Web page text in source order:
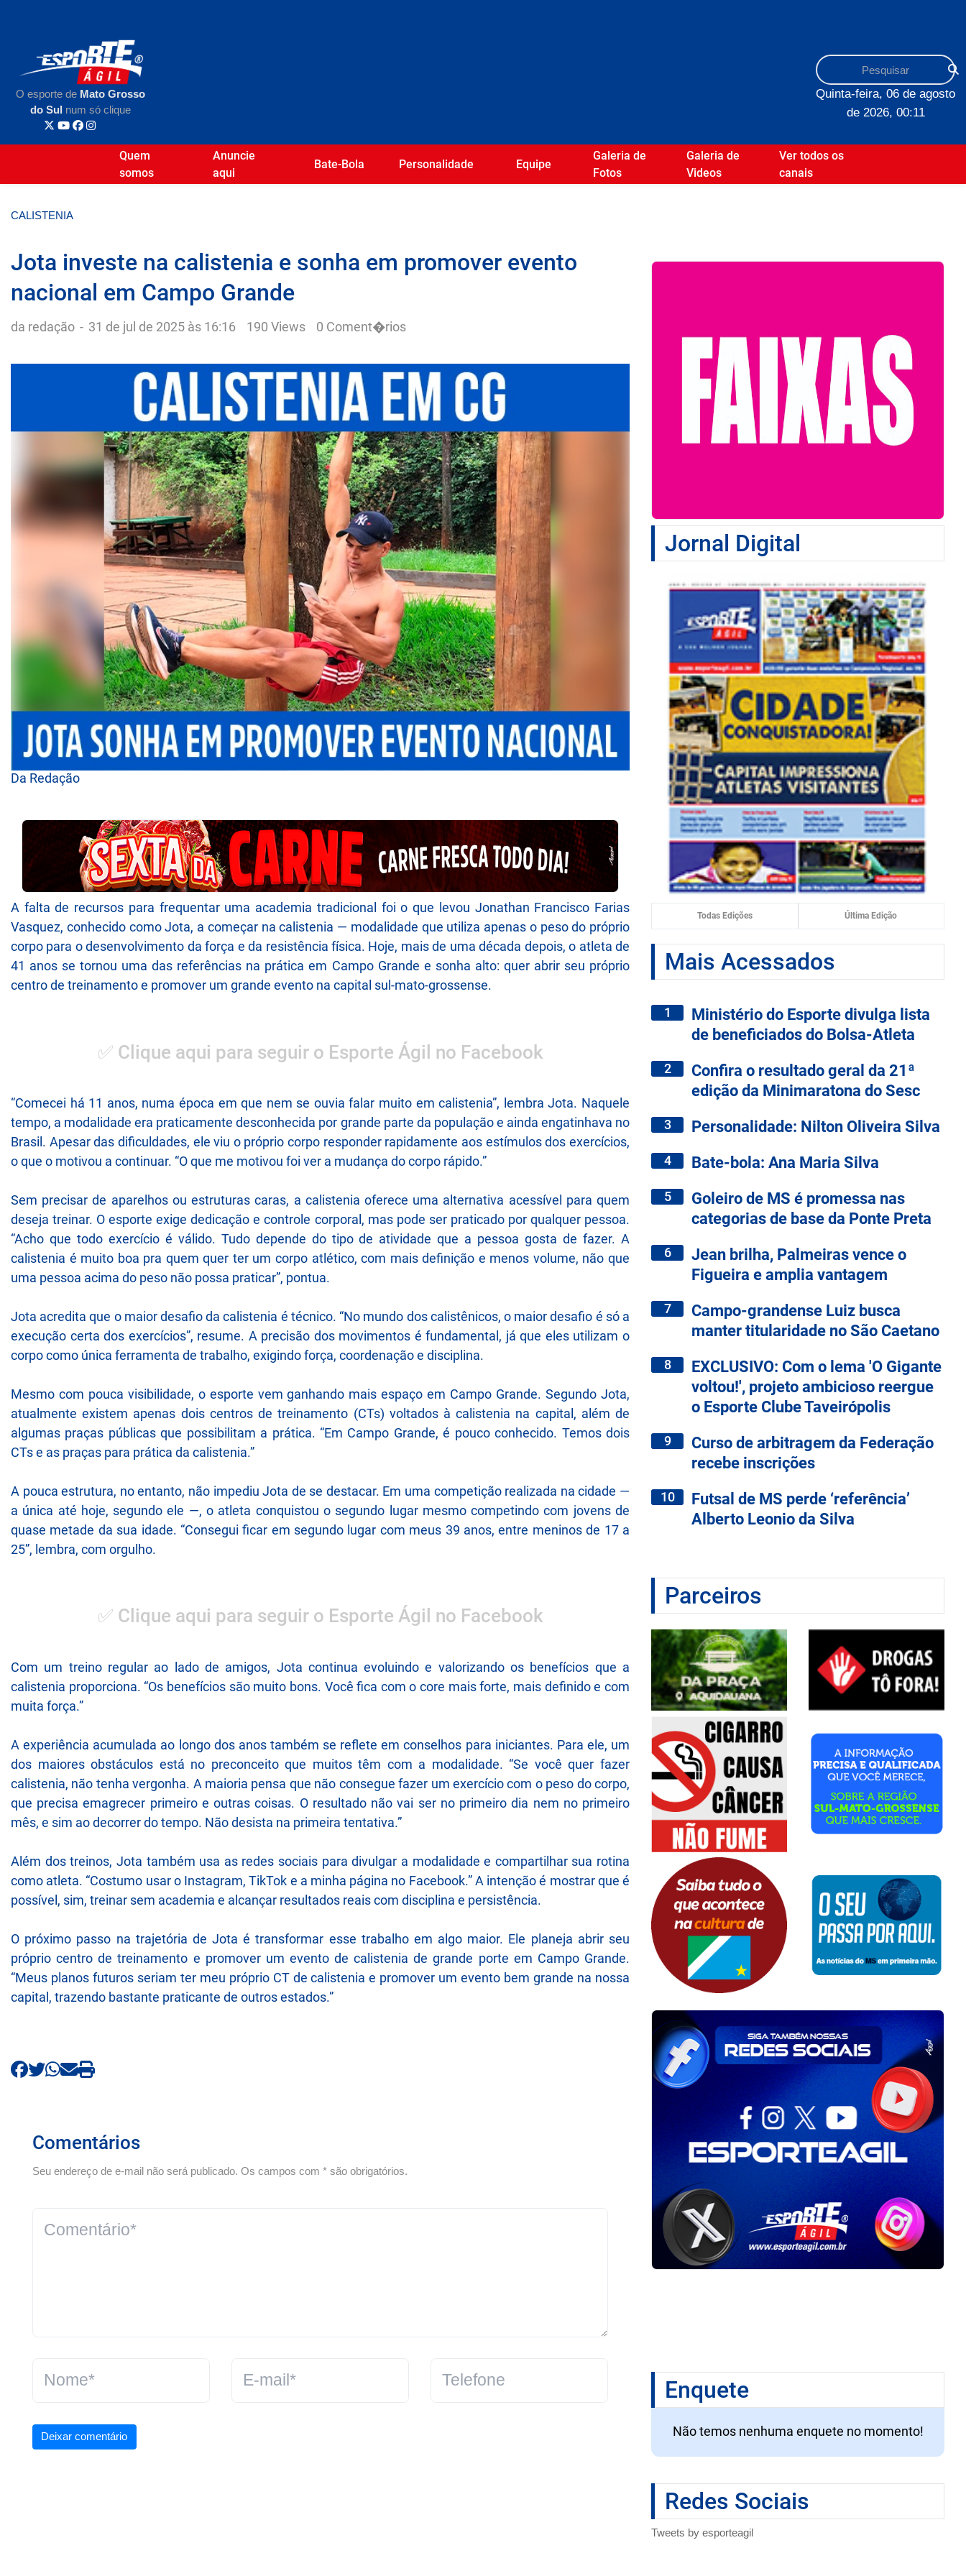
O esporte de Mato Grosso
do Sul num só clique
Quinta-feira, 06 de agosto
de 2026, 00:11
Quem
somos
Anuncie
aqui
Bate-Bola Personalidade Equipe
Galeria de
Fotos
Galeria de
Videos
Ver todos os
canais
CALISTENIA
Jota investe na calistenia e sonha em promover evento
nacional em Campo Grande
da redação - 31 de jul de 2025 às 16:16 190 Views 0 Coment�rios
Da Redação
A falta de recursos para frequentar uma academia tradicional foi o que levou Jonathan Francisco Farias
Vasquez, conhecido como Jota, a começar na calistenia — modalidade que utiliza apenas o peso do próprio
corpo para o desenvolvimento da força e da resistência física. Hoje, mais de uma década depois, o atleta de
41 anos se tornou uma das referências na prática em Campo Grande e sonha alto: quer abrir seu próprio
centro de treinamento e promover um grande evento na capital sul-mato-grossense.
✅ Clique aqui para seguir o Esporte Ágil no Facebook
“Comecei há 11 anos, numa época em que nem se ouvia falar muito em calistenia”, lembra Jota. Naquele
tempo, a modalidade era praticamente desconhecida por grande parte da população e ainda engatinhava no
Brasil. Apesar das dificuldades, ele viu o próprio corpo responder rapidamente aos estímulos dos exercícios,
o que o motivou a continuar. “O que me motivou foi ver a mudança do corpo rápido.”
Sem precisar de aparelhos ou estruturas caras, a calistenia oferece uma alternativa acessível para quem
deseja treinar. O esporte exige dedicação e controle corporal, mas pode ser praticado por qualquer pessoa.
“Acho que todo exercício é válido. Tudo depende do tipo de atividade que a pessoa gosta de fazer. A
calistenia é muito boa pra quem quer ter um corpo atlético, com mais definição e menos volume, não que
uma pessoa acima do peso não possa praticar”, pontua.
Jota acredita que o maior desafio da calistenia é técnico. “No mundo dos calistênicos, o maior desafio é só a
execução certa dos exercícios”, resume. A precisão dos movimentos é fundamental, já que eles utilizam o
corpo como única ferramenta de trabalho, exigindo força, coordenação e disciplina.
Mesmo com pouca visibilidade, o esporte vem ganhando mais espaço em Campo Grande. Segundo Jota,
atualmente existem apenas dois centros de treinamento (CTs) voltados à calistenia na capital, além de
algumas praças públicas que possibilitam a prática. “Em Campo Grande, é pouco conhecido. Temos dois
CTs e as praças para prática da calistenia.”
A pouca estrutura, no entanto, não impediu Jota de se destacar. Em uma competição realizada na cidade —
a única até hoje, segundo ele —, o atleta conquistou o segundo lugar mesmo competindo com jovens de
quase metade da sua idade. “Consegui ficar em segundo lugar com meus 39 anos, entre meninos de 17 a
25”, lembra, com orgulho.
✅ Clique aqui para seguir o Esporte Ágil no Facebook
Com um treino regular ao lado de amigos, Jota continua evoluindo e valorizando os benefícios que a
calistenia proporciona. “Os benefícios são muito bons. Você fica com o core mais forte, mais definido e com
muita força.”
A experiência acumulada ao longo dos anos também se reflete em conselhos para iniciantes. Para ele, um
dos maiores obstáculos está no preconceito que muitos têm com a modalidade. “Se você quer fazer
calistenia, não tenha vergonha. A maioria pensa que não consegue fazer um exercício com o peso do corpo,
que precisa emagrecer primeiro e outras coisas. O resultado não vai ser no primeiro dia nem no primeiro
mês, e sim ao decorrer do tempo. Não desista na primeira tentativa.”
Além dos treinos, Jota também usa as redes sociais para divulgar a modalidade e compartilhar sua rotina
como atleta. “Costumo usar o Instagram, TikTok e a minha página no Facebook.” A intenção é mostrar que é
possível, sim, treinar sem academia e alcançar resultados reais com disciplina e persistência.
O próximo passo na trajetória de Jota é transformar esse trabalho em algo maior. Ele planeja abrir seu
próprio centro de treinamento e promover um evento de calistenia de grande porte em Campo Grande.
“Meus planos futuros seriam ter meu próprio CT de calistenia e promover um evento bem grande na nossa
capital, trazendo bastante praticante de outros estados.”
Comentários
Seu endereço de e-mail não será publicado. Os campos com * são obrigatórios.
Deixar comentário
Jornal Digital
Todas Edições Última Edição
Mais Acessados
1
Ministério do Esporte divulga lista
de beneficiados do Bolsa-Atleta
2
Confira o resultado geral da 21ª
edição da Minimaratona do Sesc
3 Personalidade: Nilton Oliveira Silva
4 Bate-bola: Ana Maria Silva
5
Goleiro de MS é promessa nas
categorias de base da Ponte Preta
6
Jean brilha, Palmeiras vence o
Figueira e amplia vantagem
7
Campo-grandense Luiz busca
manter titularidade no São Caetano
8
EXCLUSIVO: Com o lema 'O Gigante
voltou!', projeto ambicioso reergue
o Esporte Clube Taveirópolis
9
Curso de arbitragem da Federação
recebe inscrições
10
Futsal de MS perde ‘referência’
Alberto Leonio da Silva
Parceiros
Enquete
Não temos nenhuma enquete no momento!
Redes Sociais
Tweets by esporteagil